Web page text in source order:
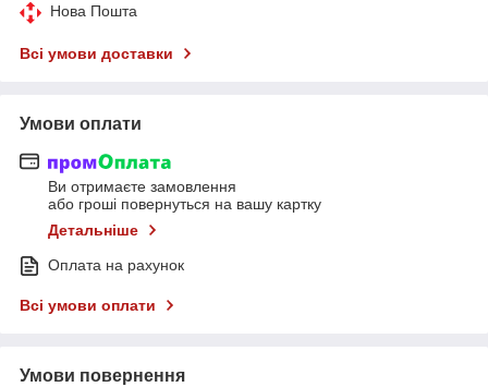
Нова Пошта
Всі умови доставки
Умови оплати
Ви отримаєте замовлення
або гроші повернуться на вашу картку
Детальніше
Оплата на рахунок
Всі умови оплати
Умови повернення